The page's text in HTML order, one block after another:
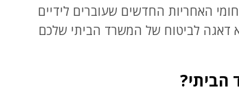
האחריות החדשים שעוברים לידיים
לביטוח של המשרד הביתי שלכם